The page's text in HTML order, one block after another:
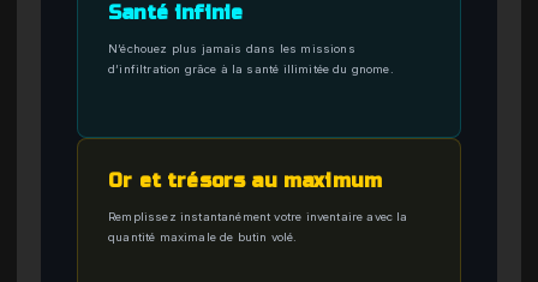
Santé infinie
N’échouez plus jamais dans les missions
d’infiltration grâce à la santé illimitée du gnome.
Or et trésors au maximum
Remplissez instantanément votre inventaire avec la
quantité maximale de butin volé.